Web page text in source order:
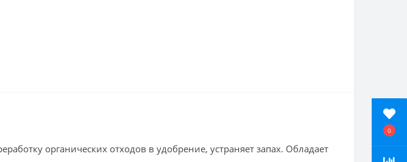
0
органических отходов в удобрение, устраняет запах. Обладает